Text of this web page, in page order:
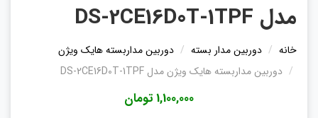
مدل DS-2CE16D0T-1TPF
خانه دوربین مدار بسته
دوربین مداربسته هایک ویژن
دوربین مداربسته هایک ویژن مدل DS-2CE16D0T-1TPF
1,100,000 تومان